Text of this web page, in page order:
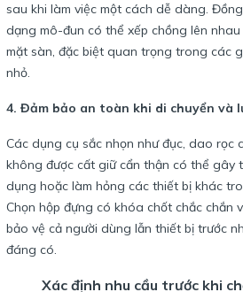
sau khi làm việc một cách dễ dàng.
dạng mô-đun có thể xếp chồng lên
mặt sàn, đặc biệt quan trọng trong các
nhỏ.
4. Đảm bảo an toàn khi di chuyển và
Các dụng cụ sắc nhọn như đục, dao rọc
không được cất giữ cẩn thận có thể gây
dụng hoặc làm hỏng các thiết bị khác
Chọn hộp đựng có khóa chốt chắc chắn
bảo vệ cả người dùng lẫn thiết bị trước
đáng có.
Xác định nhu cầu trước khi